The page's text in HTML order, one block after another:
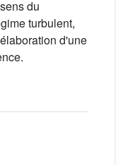
du
turbulent,
d'une